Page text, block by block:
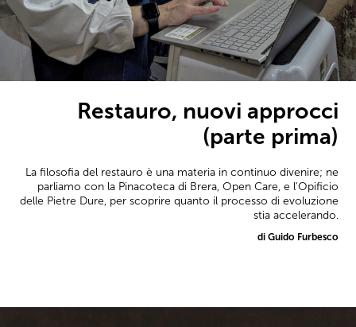
Restauro, nuovi approcci
(parte prima)
La filosofia del restauro è una materia in continuo divenire; ne
parliamo con la Pinacoteca di Brera, Open Care, e l'Opificio
delle Pietre Dure, per scoprire quanto il processo di evoluzione
stia accelerando.
di Guido Furbesco